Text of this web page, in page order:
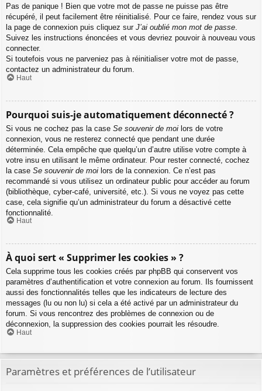
Pas de panique ! Bien que votre mot de passe ne puisse pas être
récupéré, il peut facilement être réinitialisé. Pour ce faire, rendez vous sur
la page de connexion puis cliquez sur J’ai oublié mon mot de passe.
Suivez les instructions énoncées et vous devriez pouvoir à nouveau vous
connecter.
Si toutefois vous ne parveniez pas à réinitialiser votre mot de passe,
contactez un administrateur du forum.
Haut
Pourquoi suis-je automatiquement déconnecté ?
Si vous ne cochez pas la case Se souvenir de moi lors de votre
connexion, vous ne resterez connecté que pendant une durée
déterminée. Cela empêche que quelqu’un d’autre utilise votre compte à
votre insu en utilisant le même ordinateur. Pour rester connecté, cochez
la case Se souvenir de moi lors de la connexion. Ce n’est pas
recommandé si vous utilisez un ordinateur public pour accéder au forum
(bibliothèque, cyber-café, université, etc.). Si vous ne voyez pas cette
case, cela signifie qu’un administrateur du forum a désactivé cette
fonctionnalité.
Haut
À quoi sert « Supprimer les cookies » ?
Cela supprime tous les cookies créés par phpBB qui conservent vos
paramètres d’authentification et votre connexion au forum. Ils fournissent
aussi des fonctionnalités telles que les indicateurs de lecture des
messages (lu ou non lu) si cela a été activé par un administrateur du
forum. Si vous rencontrez des problèmes de connexion ou de
déconnexion, la suppression des cookies pourrait les résoudre.
Haut
Paramètres et préférences de l’utilisateur